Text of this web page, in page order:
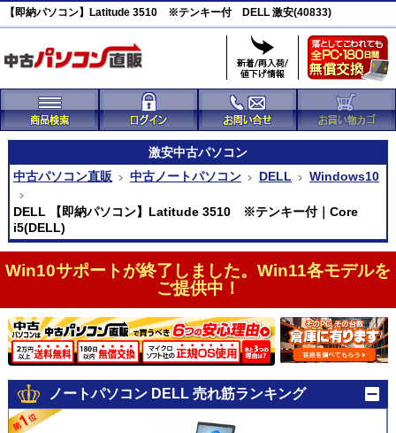
【即納パソコン】Latitude 3510 ※テンキー付 DELL 激安(40833)
激安中古パソコン
中古パソコン直販
中古ノートパソコン DELL Windows10
DELL 【即納パソコン】Latitude 3510 ※テンキー付｜Core
i5(DELL)
Win10サポートが終了しました。Win11各モデルを
ご提供中！
ノートパソコン DELL 売れ筋ランキング